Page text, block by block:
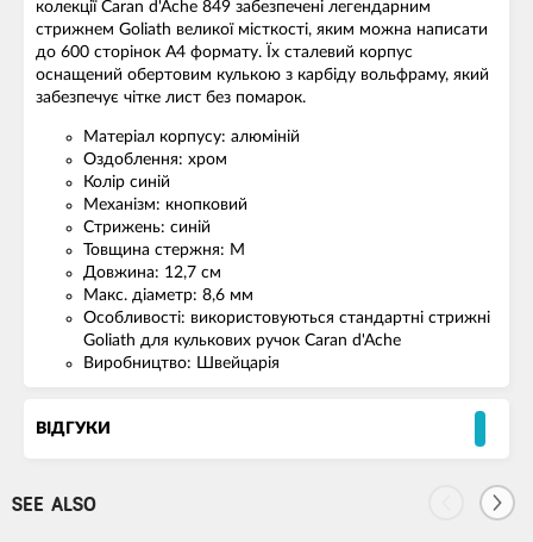
колекції Caran d'Ache 849 забезпечені легендарним
стрижнем Goliath великої місткості, яким можна написати
до 600 сторінок A4 формату. Їх сталевий корпус
оснащений обертовим кулькою з карбіду вольфраму, який
забезпечує чітке лист без помарок.
Матеріал корпусу: алюміній
Оздоблення: хром
Колір синій
Механізм: кнопковий
Стрижень: синій
Товщина стержня: M
Довжина: 12,7 см
Макс. діаметр: 8,6 мм
Особливості: використовуються стандартні стрижні
Goliath для кулькових ручок Caran d'Ache
Виробництво: Швейцарія
ВІДГУКИ
SEE ALSO